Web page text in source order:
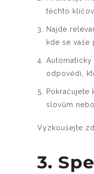
těchto
Najde
kde se
odpovědi,
Pokračujete
slovům
Vyzkoušejte
3.